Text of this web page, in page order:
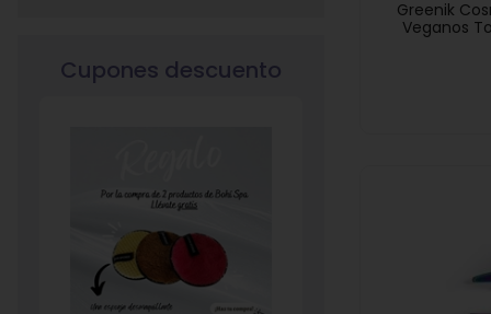
Greenik
Veganos
Cupones descuento